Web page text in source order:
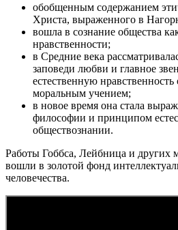
обобщенным содержанием
Христа, выраженного в
вошла в сознание общества
нравственности;
в Средние века
заповеди любви и главное
естественную
моральным учением;
в новое время она стала
философии и принципом
обществознании.
Работы Гоббса, Лейбница и других
вошли в золотой фонд
человечества.